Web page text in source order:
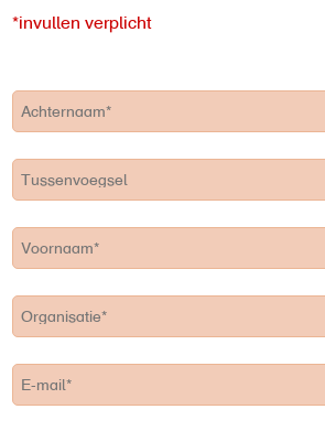
*invullen verplicht